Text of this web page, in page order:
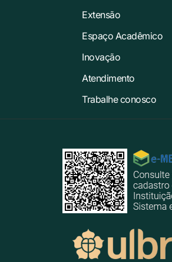
Extensão
Espaço Acadêmico
Inovação
Atendimento
Trabalhe conosco